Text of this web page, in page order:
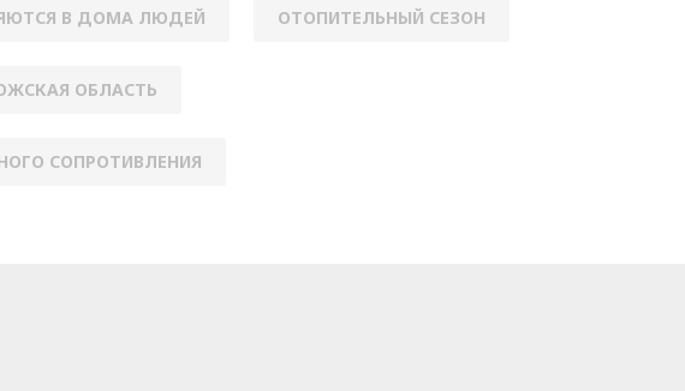
В ДОМА ЛЮДЕЙ ОТОПИТЕЛЬНЫЙ СЕЗОН
ОБЛАСТЬ
СОПРОТИВЛЕНИЯ